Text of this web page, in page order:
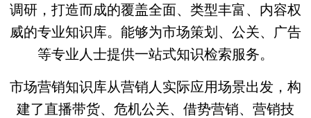
调研，打造而成的覆盖全面、类型丰富、内容权
威的专业知识库。能够为市场策划、公关、广告
等专业人士提供一站式知识检索服务。
市场营销知识库从营销人实际应用场景出发，构
建了直播带货、危机公关、借势营销、营销技